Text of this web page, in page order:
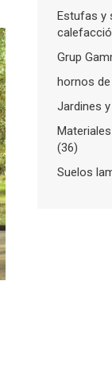
Estufas y
Grup
hornos
Jardines
(36)
Suelos